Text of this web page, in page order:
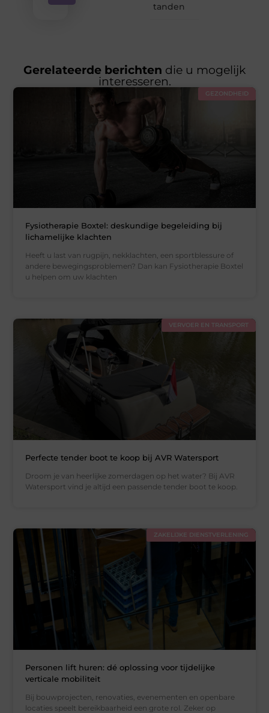
tanden
Gerelateerde berichten die u mogelijk
interesseren.
GEZONDHEID
Fysiotherapie Boxtel: deskundige begeleiding bij
lichamelijke klachten
Heeft u last van rugpijn, nekklachten, een sportblessure of
andere bewegingsproblemen? Dan kan Fysiotherapie Boxtel
u helpen om uw klachten
VERVOER EN TRANSPORT
Perfecte tender boot te koop bij AVR Watersport
Droom je van heerlijke zomerdagen op het water? Bij AVR
Watersport vind je altijd een passende tender boot te koop.
ZAKELIJKE DIENSTVERLENING
Personen lift huren: dé oplossing voor tijdelijke
verticale mobiliteit
Bij bouwprojecten, renovaties, evenementen en openbare
locaties speelt bereikbaarheid een grote rol. Zeker op